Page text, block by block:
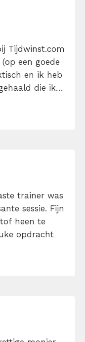
Tijdwinst.com
een goede
en ik heb
die ik
en
trainer was
sessie. Fijn
heen te
opdracht